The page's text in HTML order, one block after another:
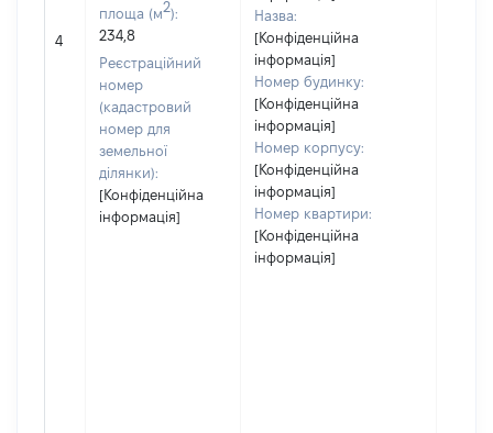
4
площа (м2):
234,8
Реєстраційний
номер
(кадастровий
номер для
земельної
ділянки):
[Конфіденційна
інформація]
Назва:
[Конфіденційна
інформація]
Номер будинку:
[Конфіденційна
інформація]
Номер корпусу:
[Конфіденційна
інформація]
Номер квартири:
[Конфіденційна
інформація]